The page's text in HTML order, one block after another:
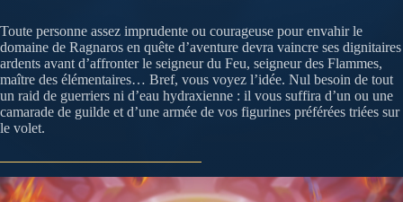
Toute personne assez imprudente ou courageuse pour envahir le
domaine de Ragnaros en quête d’aventure devra vaincre ses dignitaires
ardents avant d’affronter le seigneur du Feu, seigneur des Flammes,
maître des élémentaires… Bref, vous voyez l’idée. Nul besoin de tout
un raid de guerriers ni d’eau hydraxienne : il vous suffira d’un ou une
camarade de guilde et d’une armée de vos figurines préférées triées sur
le volet.